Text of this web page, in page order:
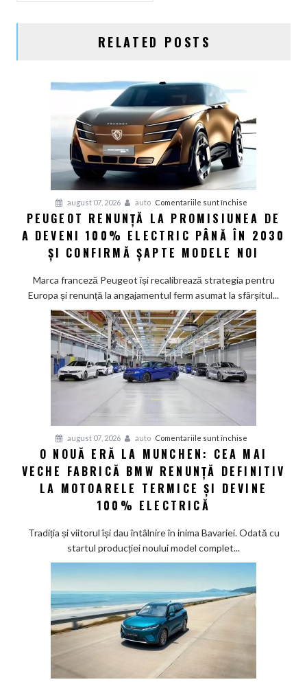
RELATED POSTS
august 07, 2026 auto Comentariile sunt închise
Peugeot
renunță
la
de
a
100%
electric
până
2030
șapte
noi
PEUGEOT RENUNȚĂ LA PROMISIUNEA DE
A DEVENI 100% ELECTRIC PÂNĂ ÎN 2030
ȘI CONFIRMĂ ȘAPTE MODELE NOI
Marca franceză Peugeot își recalibrează strategia pentru
Europa și renunță la angajamentul ferm asumat la sfârșitul...
august 07, 2026 auto Comentariile sunt închise
O
nouă
eră
Cea
BMW
renunță
și
O NOUĂ ERĂ LA MUNCHEN: CEA MAI
VECHE FABRICĂ BMW RENUNȚĂ DEFINITIV
LA MOTOARELE TERMICE ȘI DEVINE
100% ELECTRICĂ
Tradiția și viitorul își dau întâlnire în inima Bavariei. Odată cu
startul producției noului model complet...